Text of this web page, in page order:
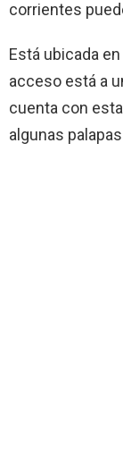
corrientes
Está ubicada
acceso está a
cuenta con
algunas